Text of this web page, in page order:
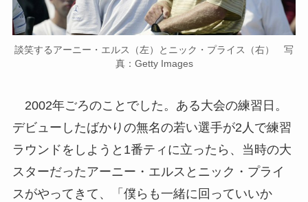
談笑するアーニー・エルス（左）とニック・プライス（右） 写
真：Getty Images
2002年ごろのことでした。ある大会の練習日。
デビューしたばかりの無名の若い選手が2人で練習
ラウンドをしようと1番ティに立ったら、当時の大
スターだったアーニー・エルスとニック・プライ
スがやってきて、「僕らも一緒に回っていいか